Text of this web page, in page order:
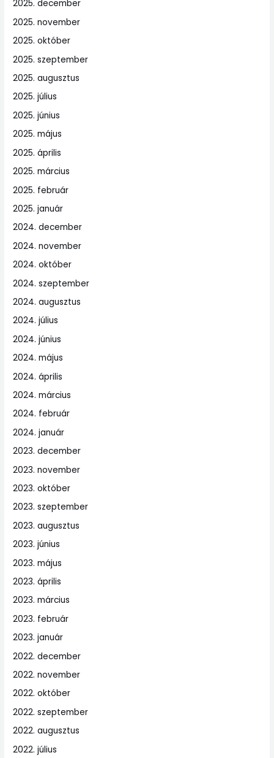
2025. december
2025. november
2025. október
2025. szeptember
2025. augusztus
2025. július
2025. június
2025. május
2025. április
2025. március
2025. február
2025. január
2024. december
2024. november
2024. október
2024. szeptember
2024. augusztus
2024. július
2024. június
2024. május
2024. április
2024. március
2024. február
2024. január
2023. december
2023. november
2023. október
2023. szeptember
2023. augusztus
2023. június
2023. május
2023. április
2023. március
2023. február
2023. január
2022. december
2022. november
2022. október
2022. szeptember
2022. augusztus
2022. július